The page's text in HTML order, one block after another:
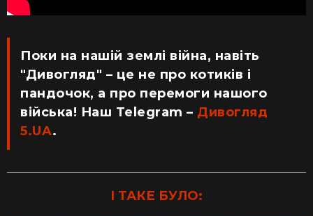
Поки на нашій землі війна, навіть
"Дивогляд" – це не про котиків і
пандочок, а про перемоги нашого
війська! Наш Telegram – Дивогляд
5.UA.
І ТАКЕ БУЛО: